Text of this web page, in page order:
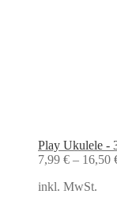
Play Ukulele -
7,99 € – 16,50
inkl. MwSt.